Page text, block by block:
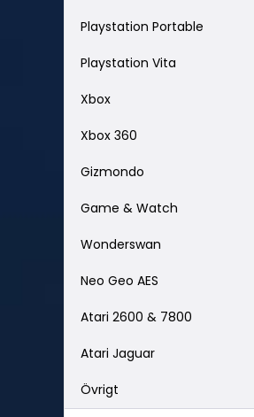
Playstation Portable
Playstation Vita
Xbox
Xbox 360
Gizmondo
Game & Watch
Wonderswan
Neo Geo AES
Atari 2600 & 7800
Atari Jaguar
Övrigt